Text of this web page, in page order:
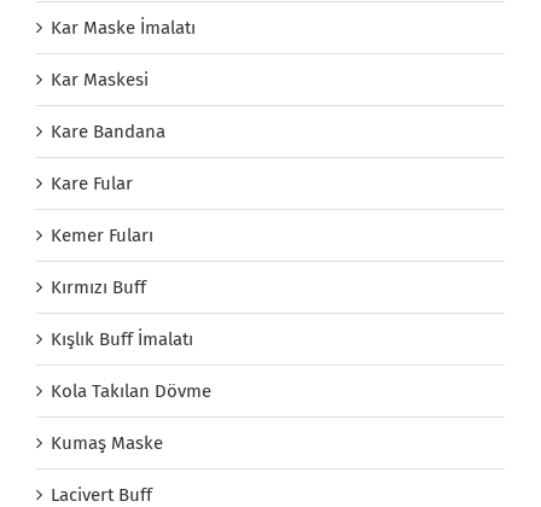
Kar Maske İmalatı
Kar Maskesi
Kare Bandana
Kare Fular
Kemer Fuları
Kırmızı Buff
Kışlık Buff İmalatı
Kola Takılan Dövme
Kumaş Maske
Lacivert Buff